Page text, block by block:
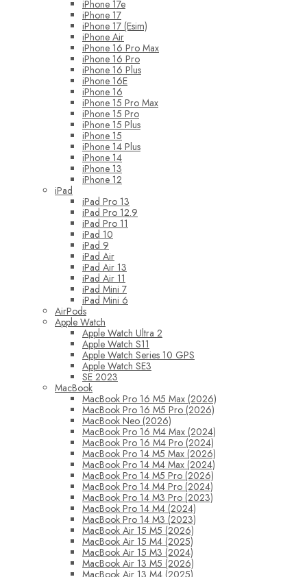
iPhone 17e
iPhone 17
iPhone 17 (Esim)
iPhone Air
iPhone 16 Pro Max
iPhone 16 Pro
iPhone 16 Plus
iPhone 16E
iPhone 16
iPhone 15 Pro Max
iPhone 15 Pro
iPhone 15 Plus
iPhone 15
iPhone 14 Plus
iPhone 14
iPhone 13
iPhone 12
iPad
iPad Pro 13
iPad Pro 12.9
iPad Pro 11
iPad 10
iPad 9
iPad Air
iPad Air 13
iPad Air 11
iPad Mini 7
iPad Mini 6
AirPods
Apple Watch
Apple Watch Ultra 2
Apple Watch S11
Apple Watch Series 10 GPS
Apple Watch SE3
SE 2023
MacBook
MacBook Pro 16 M5 Max (2026)
MacBook Pro 16 M5 Pro (2026)
MacBook Neo (2026)
MacBook Pro 16 M4 Max (2024)
MacBook Pro 16 M4 Pro (2024)
MacBook Pro 14 M5 Max (2026)
MacBook Pro 14 M4 Max (2024)
MacBook Pro 14 M5 Pro (2026)
MacBook Pro 14 M4 Pro (2024)
MacBook Pro 14 M3 Pro (2023)
MacBook Pro 14 M4 (2024)
MacBook Pro 14 M3 (2023)
MacBook Air 15 M5 (2026)
MacBook Air 15 M4 (2025)
MacBook Air 15 M3 (2024)
MacBook Air 13 M5 (2026)